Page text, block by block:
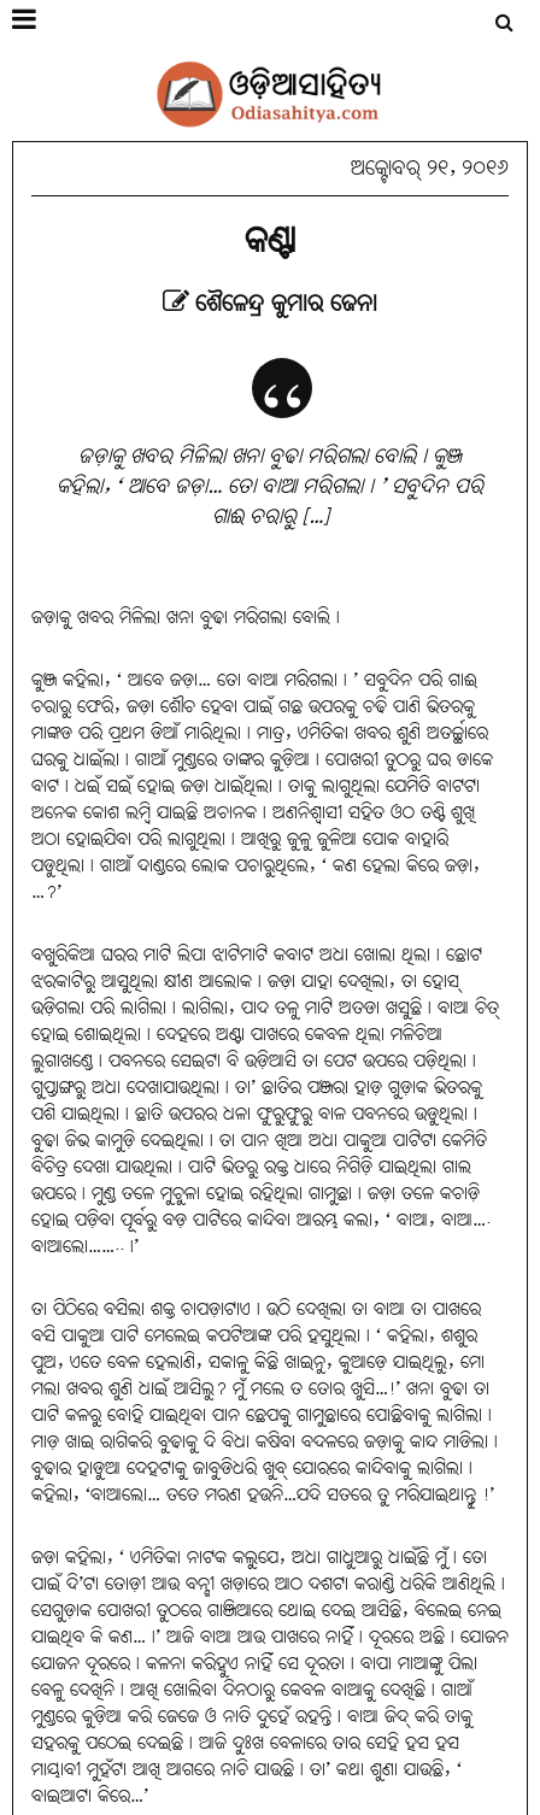
ଅକ୍ଟୋବର୍ ୨୧, ୨୦୧୬
କଣ୍ଟା
ଶୈଳେନ୍ଦ୍ର କୁମାର ଜେନା
ଜଡ଼ାକୁ ଖବର ମିଳିଲା ଖନା ବୁଢା ମରିଗଲା ବୋଲି। କୁଞ୍ଜ
କହିଲା, ‘ ଆବେ ଜଡ଼ା… ତୋ ବାଆ ମରିଗଲା। ’ ସବୁଦିନ ପରି
ଗାଈ ଚରାରୁ […]
ଜଡ଼ାକୁ ଖବର ମିଳିଲା ଖନା ବୁଢା ମରିଗଲା ବୋଲି।
କୁଞ୍ଜ କହିଲା, ‘ ଆବେ ଜଡ଼ା… ତୋ ବାଆ ମରିଗଲା। ’ ସବୁଦିନ ପରି ଗାଈ
ଚରାରୁ ଫେରି, ଜଡ଼ା ଶୌଚ ହେବା ପାଇଁ ଗଛ ଉପରକୁ ଚଢି ପାଣି ଭିତରକୁ
ମାଙ୍କଡ ପରି ପ୍ରଥମ ଡିଆଁ ମାରିଥିଲା। ମାତ୍ର, ଏମିତିକା ଖବର ଶୁଣି ଅତର୍ଚ୍ଛାରେ
ଘରକୁ ଧାଇଁଲା। ଗାଆଁ ମୁଣ୍ଡରେ ତାଙ୍କର କୁଡ଼ିଆ। ପୋଖରୀ ତୁଠରୁ ଘର ଡାକେ
ବାଟ। ଧଇଁ ସଇଁ ହୋଇ ଜଡ଼ା ଧାଇଁଥିଲା। ତାକୁ ଲାଗୁଥିଲା ଯେମିତି ବାଟଟା
ଅନେକ କୋଶ ଲମ୍ୱି ଯାଇଛି ଅଚାନକ। ଅଣନିଶ୍ୱାସୀ ସହିତ ଓଠ ତଣ୍ଟି ଶୁଖି
ଅଠା ହୋଇଯିବା ପରି ଲାଗୁଥିଲା। ଆଖିରୁ ଜୁଳୁ ଜୁଳିଆ ପୋକ ବାହାରି
ପଡୁଥିଲା। ଗାଆଁ ଦାଣ୍ଡରେ ଲୋକ ପଚାରୁଥିଲେ, ‘ କଣ ହେଲା କିରେ ଜଡ଼ା,
…?’
ବଖୁରିକିଆ ଘରର ମାଟି ଲିପା ଝାଟିମାଟି କବାଟ ଅଧା ଖୋଲା ଥିଲା। ଛୋଟ
ଝରକାଟିରୁ ଆସୁଥିଲା କ୍ଷୀଣ ଆଲୋକ। ଜଡ଼ା ଯାହା ଦେଖିଲା, ତା ହୋସ୍
ଉଡ଼ିଗଲା ପରି ଲାଗିଲା। ଲାଗିଲା, ପାଦ ତଳୁ ମାଟି ଅତଡା ଖସୁଛି। ବାଆ ଚିତ୍
ହୋଇ ଶୋଇଥିଲା। ଦେହରେ ଅଣ୍ଟା ପାଖରେ କେବଳ ଥିଲା ମଳିଚିଆ
ଲୁଗାଖଣ୍ଡେ। ପବନରେ ସେଇଟା ବି ଉଡ଼ିଆସି ତା ପେଟ ଉପରେ ପଡ଼ିଥିଲା।
ଗୁପ୍ତାଙ୍ଗରୁ ଅଧା ଦେଖାଯାଉଥିଲା। ତା’ ଛାତିର ପଞ୍ଜରା ହାଡ଼ ଗୁଡ଼ାକ ଭିତରକୁ
ପଶି ଯାଇଥିଲା। ଛାତି ଉପରର ଧଳା ଫୁରୁଫୁରୁ ବାଳ ପବନରେ ଉଡୁଥିଲା।
ବୁଢା ଜିଭ କାମୁଡ଼ି ଦେଇଥିଲା। ତା ପାନ ଖିଆ ଅଧା ପାକୁଆ ପାଟିଟା କେମିତି
ବିଚିତ୍ର ଦେଖା ଯାଉଥିଲା। ପାଟି ଭିତରୁ ରକ୍ତ ଧାରେ ନିଗିଡ଼ି ଯାଇଥିଲା ଗାଲ
ଉପରେ। ମୁଣ୍ଡ ତଳେ ମୁଚୁଳା ହୋଇ ରହିଥିଲା ଗାମୁଛା। ଜଡ଼ା ତଳେ କଚାଡ଼ି
ହୋଇ ପଡ଼ିବା ପୂର୍ବରୁ ବଡ଼ ପାଟିରେ କାନ୍ଦିବା ଆରମ୍ଭ କଲା, ‘ ବାଆ, ବାଆ….
ବାଆଲୋ……..।’
ତା ପିଠିରେ ବସିଲା ଶକ୍ତ ଚାପଡ଼ାଟାଏ। ଉଠି ଦେଖିଲା ତା ବାଆ ତା ପାଖରେ
ବସି ପାକୁଆ ପାଟି ମେଲେଇ କପଟିଆଙ୍କ ପରି ହସୁଥିଲା। ‘ କହିଲା, ଶଶୁର
ପୁଅ, ଏତେ ବେଳ ହେଲାଣି, ସକାଳୁ କିଛି ଖାଇନୁ, କୁଆଡ଼େ ଯାଇଥିଲୁ, ମୋ
ମଲା ଖବର ଶୁଣି ଧାଇଁ ଆସିଲୁ? ମୁଁ ମଲେ ତ ତୋର ଖୁସି…!’ ଖନା ବୁଢା ତା
ପାଟି କଳରୁ ବୋହି ଯାଇଥିବା ପାନ ଛେପକୁ ଗାମୁଛାରେ ପୋଛିବାକୁ ଲାଗିଲା।
ମାଡ଼ ଖାଇ ରାଗିକରି ବୁଢାକୁ ଦି ବିଧା କଷିବା ବଦଳରେ ଜଡ଼ାକୁ କାନ୍ଦ ମାଡିଲା।
ବୁଢାର ହାଡୁଆ ଦେହଟାକୁ ଜାବୁଡିଧରି ଖୁବ୍ ଯୋରରେ କାନ୍ଦିବାକୁ ଲାଗିଲା।
କହିଲା, ‘ବାଆଲୋ… ତତେ ମରଣ ହଉନି…ଯଦି ସତରେ ତୁ ମରିଯାଇଥାନ୍ତୁ !’
ଜଡ଼ା କହିଲା, ‘ ଏମିତିକା ନାଟକ କଲୁଯେ, ଅଧା ଗାଧୁଆରୁ ଧାଇଁଛି ମୁଁ। ତୋ
ପାଇଁ ଦି’ଟା ତୋଡ଼ୀ ଆଉ ବନ୍ଶୀ ଖଡ଼ାରେ ଆଠ ଦଶଟା କରାଣ୍ଡି ଧରିକି ଆଣିଥିଲି।
ସେଗୁଡ଼ାକ ପୋଖରୀ ତୁଠରେ ଗାଞ୍ଜିଆରେ ଥୋଇ ଦେଇ ଆସିଛି, ବିଲେଇ ନେଇ
ଯାଇଥିବ କି କଣ…।’ ଆଜି ବାଆ ଆଉ ପାଖରେ ନାହିଁ। ଦୂରରେ ଅଛି। ଯୋଜନ
ଯୋଜନ ଦୂରରେ। କଳନା କରିହୁଏ ନାହିଁ ସେ ଦୂରତା। ବାପା ମାଆଙ୍କୁ ପିଲା
ବେଳୁ ଦେଖିନି। ଆଖି ଖୋଲିବା ଦିନଠାରୁ କେବଳ ବାଆକୁ ଦେଖିଛି। ଗାଆଁ
ମୁଣ୍ଡରେ କୁଡ଼ିଆ କରି ଜେଜେ ଓ ନାତି ଦୁହେଁ ରହନ୍ତି। ବାଆ ଜିଦ୍ କରି ତାକୁ
ସହରକୁ ପଠେଇ ଦେଇଛି। ଆଜି ଦୁଃଖ ବେଳାରେ ତାର ସେହି ହସ ହସ
ମାୟାବୀ ମୁହଁଟା ଆଖି ଆଗରେ ନାଚି ଯାଉଛି। ତା’ କଥା ଶୁଣା ଯାଉଛି, ‘
ବାଇଆଟା କିରେ…’